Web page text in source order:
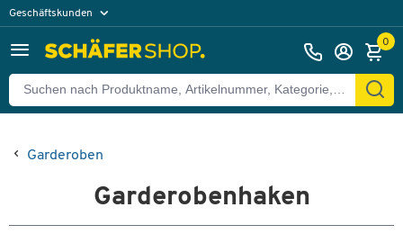
Geschäftskunden
0
Garderoben
Garderobenhaken